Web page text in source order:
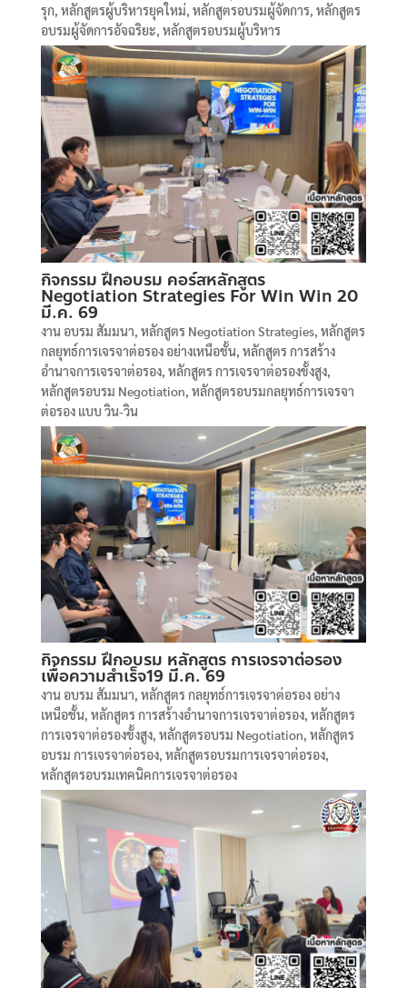
รุก, หลักสูตรผู้บริหารยุคใหม่, หลักสูตรอบรมผู้จัดการ, หลักสูตร
อบรมผู้จัดการอัจฉริยะ, หลักสูตรอบรมผู้บริหาร
กิจกรรม ฝึกอบรม คอร์สหลักสูตร
Negotiation Strategies For Win Win 20
มี.ค. 69
งาน อบรม สัมมนา หลักสูตร Negotiation Strategies, หลักสูตร
กลยุทธ์การเจรจาต่อรอง อย่างเหนือชั้น หลักสูตร การสร้าง
อำนาจการเจรจาต่อรอง, หลักสูตร การเจรจาต่อรองขั้งสูง,
หลักสูตรอบรม Negotiation หลักสูตรอบรมกลยุทธ์การเจรจา
ต่อรอง แบบ วิน-วิน
กิจกรรม ฝึกอบรม หลักสูตร การเจรจาต่อรอง
เพื่อความสำเร็จ19 มี.ค. 69
งาน อบรม สัมมนา, หลักสูตร กลยุทธ์การเจรจาต่อรอง อย่าง
เหนือชั้น, หลักสูตร การสร้างอำนาจการเจรจาต่อรอง, หลักสูตร
การเจรจาต่อรองขั้งสูง, หลักสูตรอบรม Negotiation, หลักสูตร
อบรม การเจรจาต่อรอง, หลักสูตรอบรมการเจรจาต่อรอง,
หลักสูตรอบรมเทคนิคการเจรจาต่อรอง